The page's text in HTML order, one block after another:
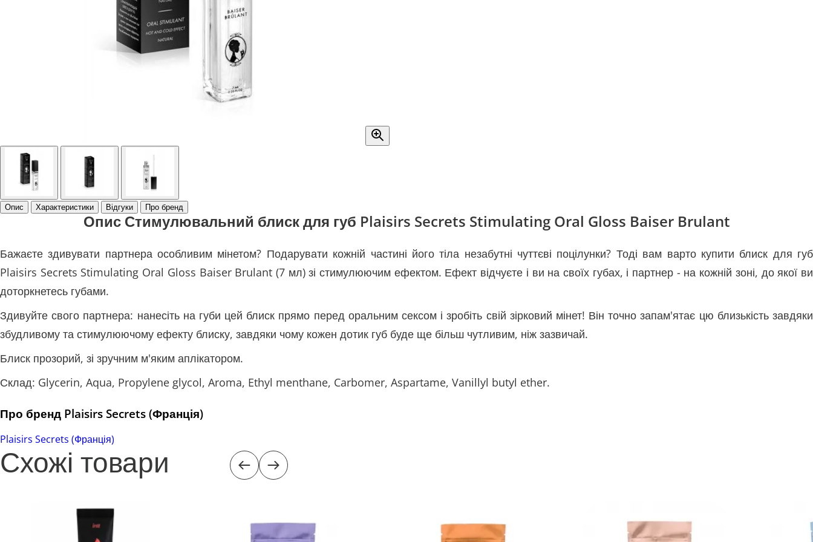
Опис Характеристики Відгуки Про бренд
Опис Стимулювальний блиск для губ Plaisirs Secrets Stimulating Oral Gloss Baiser Brulant
Бажаєте здивувати партнера особливим мінетом? Подарувати кожній частині його тіла незабутні чуттєві поцілунки? Тоді вам варто купити блиск для губ
Plaisirs Secrets Stimulating Oral Gloss Baiser Brulant (7 мл) зі стимулюючим ефектом. Ефект відчуєте і ви на своїх губах, і партнер - на кожній зоні, до якої ви
доторкнетесь губами.
Здивуйте свого партнера: нанесіть на губи цей блиск прямо перед оральним сексом і зробіть свій зірковий мінет! Він точно запам'ятає цю близькість завдяки
збудливому та стимулюючому ефекту блиску, завдяки чому кожен дотик губ буде ще більш чутливим, ніж зазвичай.
Блиск прозорий, зі зручним м'яким аплікатором.
Склад: Glycerin, Aqua, Propylene glycol, Aroma, Ethyl menthane, Carbomer, Aspartame, Vanillyl butyl ether.
Про бренд Plaisirs Secrets (Франція)
Plaisirs Secrets (Франція)
Схожі товари